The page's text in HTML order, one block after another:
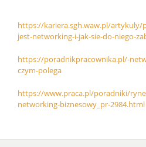
https://kariera.sgh.waw.pl/artykuly/
jest-networking-i-jak-sie-do-niego-
https://poradnikpracownika.pl/-
czym-polega
https://www.praca.pl/poradniki/
networking-biznesowy_pr-2984.html